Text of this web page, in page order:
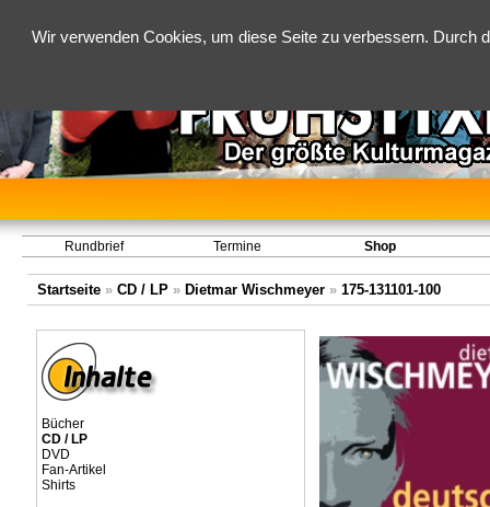
Wir verwenden Cookies, um diese Seite zu verbessern.
Rundbrief Termine Shop
Startseite» CD / LP» Dietmar Wischmeyer» 175-131101-100
Bücher
CD / LP
DVD
Fan-Artikel
Shirts